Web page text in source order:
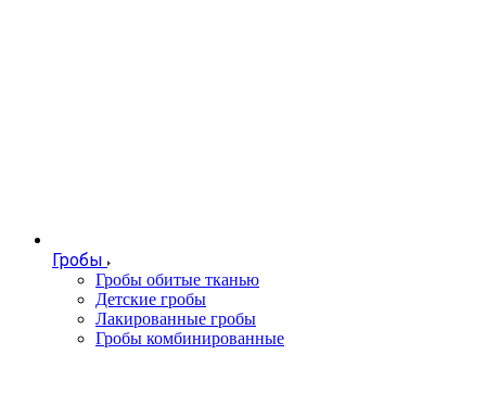
Гробы
Гробы обитые тканью
Детские гробы
Лакированные гробы
Гробы комбинированные